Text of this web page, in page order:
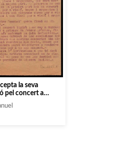
la seva
pel concert a
de febrer 1918]